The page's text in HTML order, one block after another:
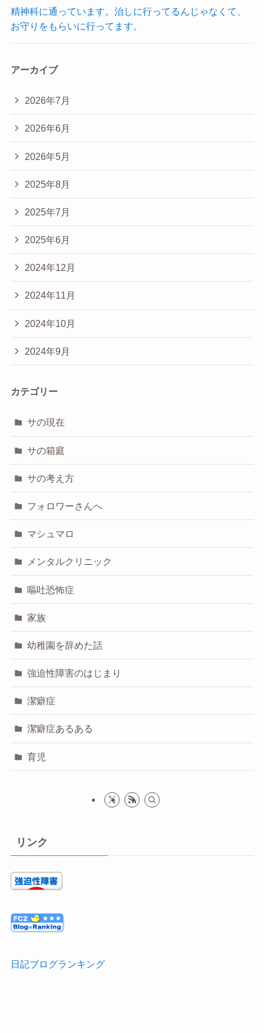
精神科に通っています。治しに行ってるんじゃなくて、
お守りをもらいに行ってます。
アーカイブ
2026年7月
2026年6月
2026年5月
2025年8月
2025年7月
2025年6月
2024年12月
2024年11月
2024年10月
2024年9月
カテゴリー
サの現在
サの箱庭
サの考え方
フォロワーさんへ
マシュマロ
メンタルクリニック
嘔吐恐怖症
家族
幼稚園を辞めた話
強迫性障害のはじまり
潔癖症
潔癖症あるある
育児
リンク
日記ブログランキング